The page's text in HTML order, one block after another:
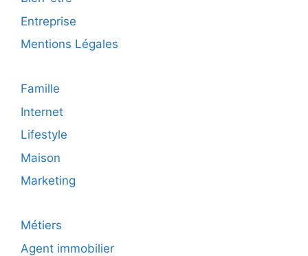
Entreprise
Mentions Légales
Famille
Internet
Lifestyle
Maison
Marketing
Métiers
Agent immobilier